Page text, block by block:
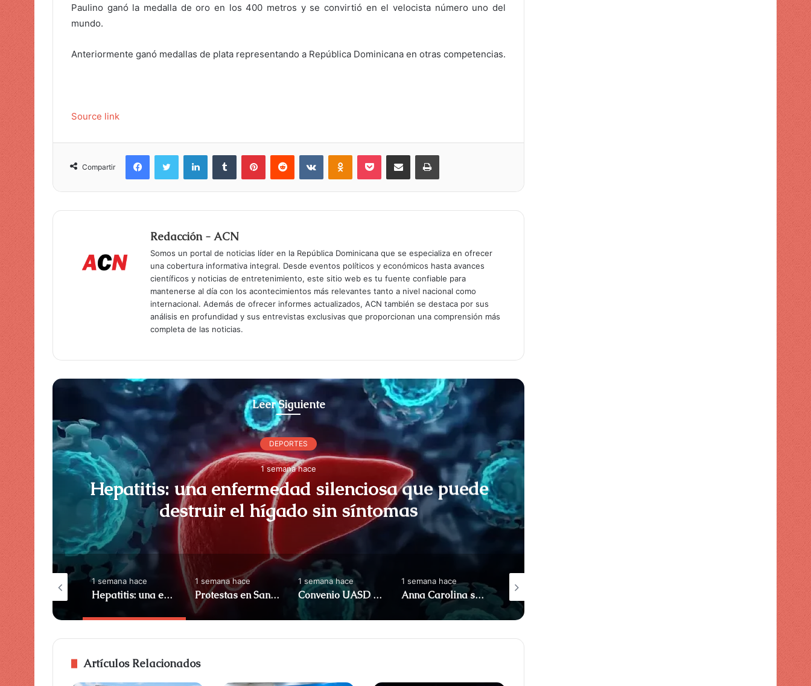
i
Paulino ganó la medalla de oro en los 400 metros y se convirtió en el velocista número uno del
mundo.
Anteriormente ganó medallas de plata representando a República Dominicana en otras competencias.
Source link
Compartir
Redacción - ACN
Somos un portal de noticias líder en la República Dominicana que se especializa en ofrecer
una cobertura informativa integral. Desde eventos políticos y económicos hasta avances
científicos y noticias de entretenimiento, este sitio web es tu fuente confiable para
mantenerse al día con los acontecimientos más relevantes tanto a nivel nacional como
internacional. Además de ofrecer informes actualizados, ACN también se destaca por sus
análisis en profundidad y sus entrevistas exclusivas que proporcionan una comprensión más
completa de las noticias.
Leer Siguiente
DEPORTES
1 semana hace
Hepatitis: una enfermedad silenciosa que puede
destruir el hígado sin síntomas
1 semana hace
Protestas en Santo
energía de siete horas y
hace
y Simpson
1 semana hace
Hepatitis: una enfermedad silenciosa que puede destruir el hígado sin síntomas
1 semana hace
Protestas en Santo Domingo por cortes de energía de siete horas y altos costos de facturas
1 semana hace
Convenio UASD y Fundación Hospital Buen Samaritano fortalecerán la salud en la Provincia Oriental
1 semana hace
Anna Carolina se disculpa por anunciar que es responsable de portarse mal con las mujeres
Artículos Relacionados